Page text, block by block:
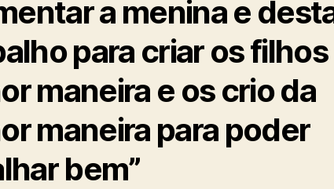
a menina e
para criar os
maneira e os crio da
maneira para poder
bem”